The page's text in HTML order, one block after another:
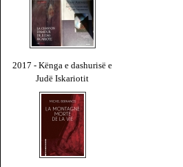
2017 - Kënga e dashurisë e
Judë Iskariotit